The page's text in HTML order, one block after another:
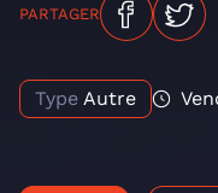
PARTAGER
Type Autre